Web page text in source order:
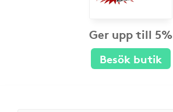
Ger upp till 5%
Besök butik